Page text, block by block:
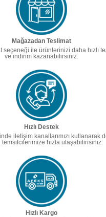
Mağazadan Teslimat
seçeneği ile ürünlerinizi daha hızlı
ve indirim kazanabilirsiniz.
Hızlı Destek
iletişim kanallarımızı kullanarak
temsilcilerimize hızla ulaşabilirisiniz.
Hızlı Kargo